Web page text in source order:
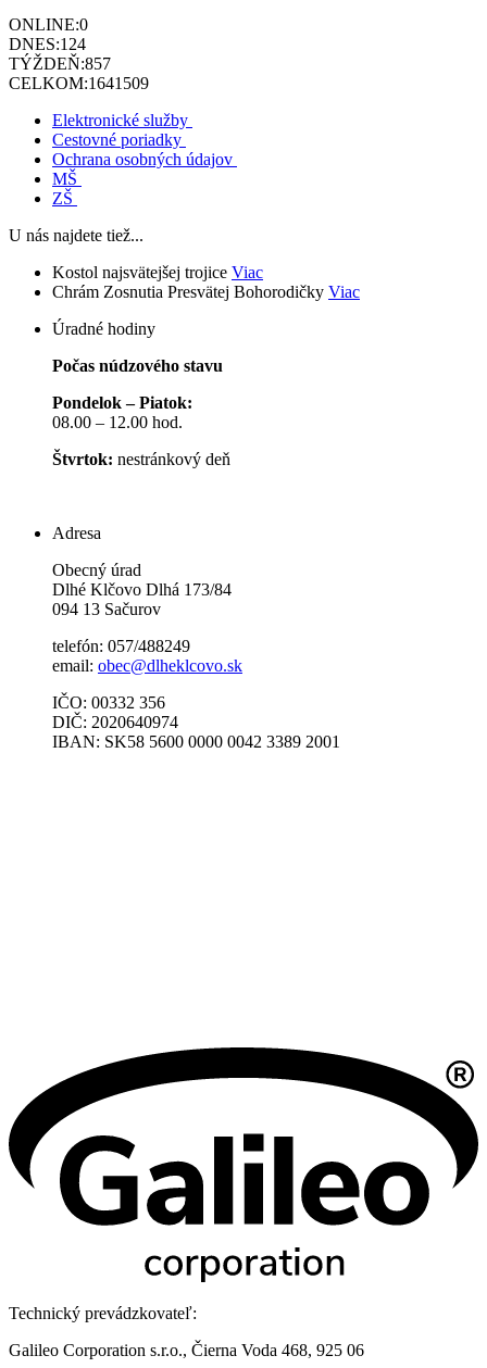
ONLINE:0
DNES:124
TÝŽDEŇ:857
CELKOM:1641509
Elektronické služby
Cestovné poriadky
Ochrana osobných údajov
MŠ
ZŠ
U nás najdete tiež...
Kostol najsvätejšej trojice Viac
Chrám Zosnutia Presvätej Bohorodičky Viac
Úradné hodiny
Počas núdzového stavu
Pondelok – Piatok:
08.00 – 12.00 hod.
Štvrtok: nestránkový deň
Adresa
Obecný úrad
Dlhé Klčovo Dlhá 173/84
094 13 Sačurov
telefón: 057/488249
email: obec@dlheklcovo.sk
IČO: 00332 356
DIČ: 2020640974
IBAN: SK58 5600 0000 0042 3389 2001
Technický prevádzkovateľ:
Galileo Corporation s.r.o., Čierna Voda 468, 925 06